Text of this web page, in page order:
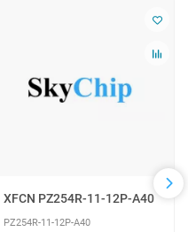
XFCN PZ254R-11-12P-A40
PZ254R-11-12P-A40